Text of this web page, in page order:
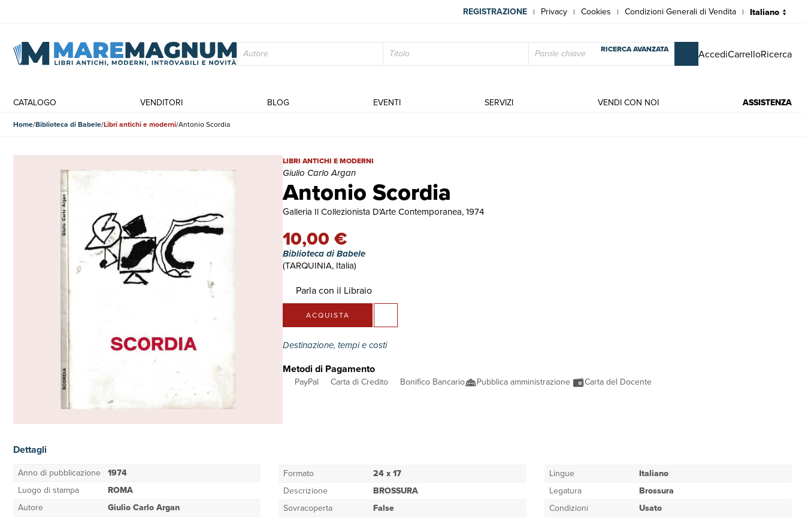
REGISTRAZIONE | Privacy | Cookies | Condizioni Generali di Vendita |
RICERCA AVANZATA AccediCarrelloRicerca
CATALOGO VENDITORI BLOG EVENTI SERVIZI VENDI CON NOI ASSISTENZA
Home Biblioteca di Babele Libri antichi e moderni Antonio Scordia
Antonio Scordia
Antonio Scordia | Libri antichi e moderni | Giulio Carlo Argan
LIBRI ANTICHI E MODERNI
Giulio Carlo Argan
Galleria Il Collezionista D'Arte Contemporanea, 1974
10,00 €
Biblioteca di Babele
(TARQUINIA, Italia)
Parla con il Libraio
ACQUISTA
Destinazione, tempi e costi
Metodi di Pagamento
PayPal Carta di Credito Bonifico Bancario Pubblica amministrazione Carta del Docente
Dettagli
Anno di pubblicazione 1974
Luogo di stampa
ROMA
Autore
Giulio Carlo Argan
Formato
24 x 17
Descrizione
BROSSURA
Sovracoperta
False
Lingue
Italiano
Legatura
Brossura
Condizioni
Usato